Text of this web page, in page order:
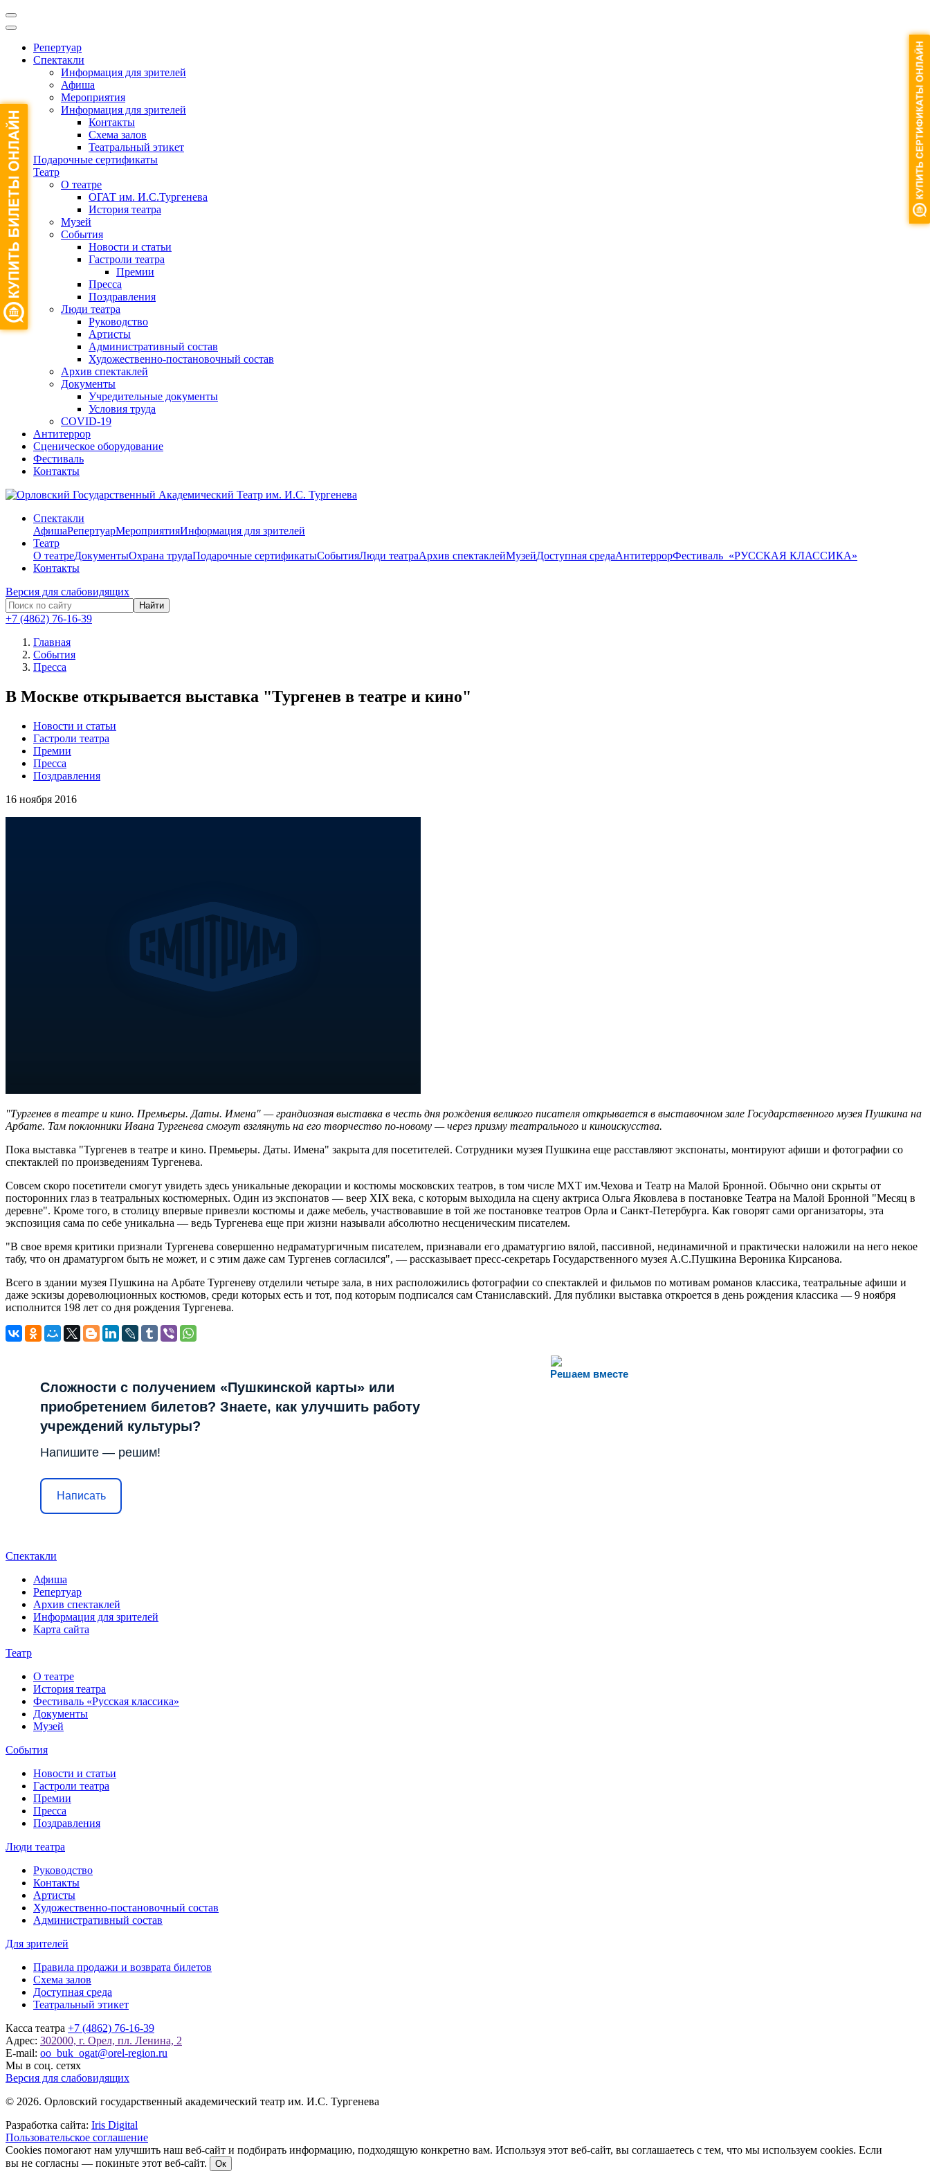
Репертуар
Спектакли
Информация для зрителей
Афиша
Мероприятия
Информация для зрителей
Контакты
Схема залов
Театральный этикет
Подарочные сертификаты
Театр
О театре
ОГАТ им. И.С.Тургенева
История театра
Музей
События
Новости и статьи
Гастроли театра
Премии
Пресса
Поздравления
Люди театра
Руководство
Артисты
Административный состав
Художественно-постановочный состав
Архив спектаклей
Документы
Учредительные документы
Условия труда
COVID-19
Антитеррор
Сценическое оборудование
Фестиваль
Контакты
Спектакли
АфишаРепертуарМероприятияИнформация для зрителей
Театр
О театреДокументыОхрана трудаПодарочные сертификатыСобытияЛюди театраАрхив спектаклейМузейДоступная средаАнтитеррорФестиваль ​ «РУССКАЯ КЛАССИКА»
Контакты
Версия для слабовидящих
Найти
+7 (4862) 76-16-39
Главная
События
Пресса
В Москве открывается выставка "Тургенев в театре и кино"
Новости и статьи
Гастроли театра
Премии
Пресса
Поздравления
16 ноября 2016
"Тургенев в театре и кино. Премьеры. Даты. Имена" — грандиозная выставка в честь дня рождения великого писателя открывается в выставочном зале Государственного музея Пушкина на
Арбате. Там поклонники Ивана Тургенева смогут взглянуть на его творчество по-новому — через призму театрального и киноискусства.
Пока выставка "Тургенев в театре и кино. Премьеры. Даты. Имена" закрыта для посетителей. Сотрудники музея Пушкина еще расставляют экспонаты, монтируют афиши и фотографии со
спектаклей по произведениям Тургенева.
Совсем скоро посетители смогут увидеть здесь уникальные декорации и костюмы московских театров, в том числе МХТ им.Чехова и Театр на Малой Бронной. Обычно они скрыты от
посторонних глаз в театральных костюмерных. Один из экспонатов — веер XIX века, с которым выходила на сцену актриса Ольга Яковлева в постановке Театра на Малой Бронной "Месяц в
деревне". Кроме того, в столицу впервые привезли костюмы и даже мебель, участвовавшие в той же постановке театров Орла и Санкт-Петербурга. Как говорят сами организаторы, эта
экспозиция сама по себе уникальна — ведь Тургенева еще при жизни называли абсолютно несценическим писателем.
"В свое время критики признали Тургенева совершенно недраматургичным писателем, признавали его драматургию вялой, пассивной, нединамичной и практически наложили на него некое
табу, что он драматургом быть не может, и с этим даже сам Тургенев согласился", — рассказывает пресс-секретарь Государственного музея А.С.Пушкина Вероника Кирсанова.
Всего в здании музея Пушкина на Арбате Тургеневу отделили четыре зала, в них расположились фотографии со спектаклей и фильмов по мотивам романов классика, театральные афиши и
даже эскизы дореволюционных костюмов, среди которых есть и тот, под которым подписался сам Станиславский. Для публики выставка откроется в день рождения классика — 9 ноября
исполнится 198 лет со дня рождения Тургенева.
Решаем вместе
Сложности с получением «Пушкинской карты» или
приобретением билетов? Знаете, как улучшить работу
учреждений культуры?
Напишите — решим!
Написать
Спектакли
Афиша
Репертуар
Архив спектаклей
Информация для зрителей
Карта сайта
Театр
О театре
История театра
Фестиваль «Русская классика»
Документы
Музей
События
Новости и статьи
Гастроли театра
Премии
Пресса
Поздравления
Люди театра
Руководство
Контакты
Артисты
Художественно-постановочный состав
Административный состав
Для зрителей
Правила продажи и возврата билетов
Схема залов
Доступная среда
Театральный этикет
Касса театра +7 (4862) 76-16-39
Адрес: 302000, г. Орел, пл. Ленина, 2
E-mail: oo_buk_ogat@orel-region.ru
Мы в соц. сетях
Версия для слабовидящих
© 2026. Орловский государственный академический театр им. И.С. Тургенева
Разработка сайта: Iris Digital
Пользовательское соглашение
Cookies помогают нам улучшить наш веб-сайт и подбирать информацию, подходящую конкретно вам. Используя этот веб-сайт, вы соглашаетесь с тем, что мы используем cookies. Если
вы не согласны — покиньте этот веб-сайт.
Ок